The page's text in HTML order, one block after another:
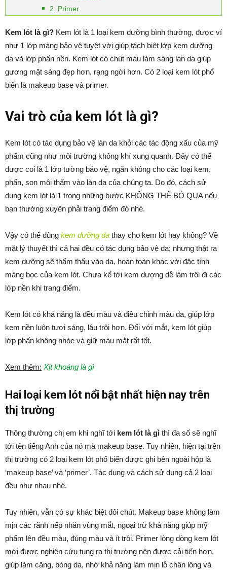
2. Primer
Kem lót là gì? Kem lót là 1 loại kem dưỡng bình thường, được ví
như 1 lớp màng bảo vệ tuyệt vời giúp tách biệt lớp kem dưỡng
da và lớp phấn nền. Kem lót có chút màu làm sáng làn da giúp
gương mặt sáng đẹp hơn, rạng ngời hơn. Có 2 loại kem lót phổ
biến là makeup base và primer.
Vai trò của kem lót là gì?
Kem lót có tác dụng bảo vệ làn da khỏi các tác động xấu của mỹ
phẩm cũng như môi trường không khí xung quanh. Đây có thể
được coi là 1 lớp tường bảo vệ, ngăn không cho các loại kem,
phấn, son môi thấm vào làn da của chúng ta. Do đó, cách sử
dụng kem lót là 1 trong những bước KHÔNG THỂ BỎ QUA nếu
bạn thường xuyên phải trang điểm đó nhé.
Vậy có thể dùng kem dưỡng da thay cho kem lót hay không? Về
mặt lý thuyết thì cả hai đều có tác dụng bảo vệ da; nhưng thật ra
kem dưỡng sẽ thẩm thấu vào da, hoàn toàn khác với đặc tính
màng bọc của kem lót. Chưa kể tới kem dượng dễ làm trôi đi các
lớp nền khi trang điểm.
Kem lót có khả năng là đều màu và điều chỉnh màu da, giúp lớp
kem nền luôn tươi sáng, lâu trôi hơn. Đối với mắt, kem lót giúp
lớp phấn không nhòe và giữ màu mắt rất tốt.
Xem thêm: Xịt khoáng là gì
Hai loại kem lót nổi bật nhất hiện nay trên
thị trường
Thông thường chị em khi nghĩ tới kem lót là gì thì đa số sẽ nghĩ
tới tên tiếng Anh của nó mà makeup base. Tuy nhiên, hiện tại trên
thị trường có 2 loại kem lót phổ biến được ghi bên ngoài hộp là
‘makeup base’ và ‘primer’. Tác dụng và cách sử dụng cả 2 loại
đều như nhau nhé.
Tuy nhiên, vẫn có sự khác biệt đôi chút. Makeup base không làm
mịn các rãnh nếp nhăn vùng mắt, ngoại trừ khả năng giúp mỹ
phẩm lên đều màu, đúng màu và ít trôi. Primer lòng dòng kem lót
mới được nghiên cứu tung ra thị trường nên được cải tiến hơn,
giúp làm căng, bóng da, nhờ khả năng làm mịn lỗ chân lông và